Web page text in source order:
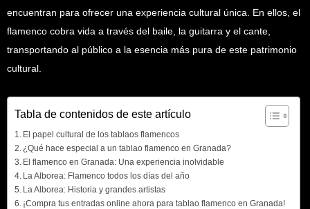
encuentran para ofrecer una experiencia cultural única. En ellos, el
flamenco cobra vida a través del baile, la guitarra y el cante,
transportando al público a la esencia más pura de este patrimonio
cultural.
Tabla de contenidos de este artículo
El papel cultural de los tablaos flamencos
¿Qué hace especial a un tablao flamenco en Granada?
El flamenco en Granada: Una experiencia inolvidable
La Alborea: Flamenco todos los días del año
La Alborea: Historia y grandes artistas
¡Compra tus entradas online ahora para tablao flamenco en Granada!